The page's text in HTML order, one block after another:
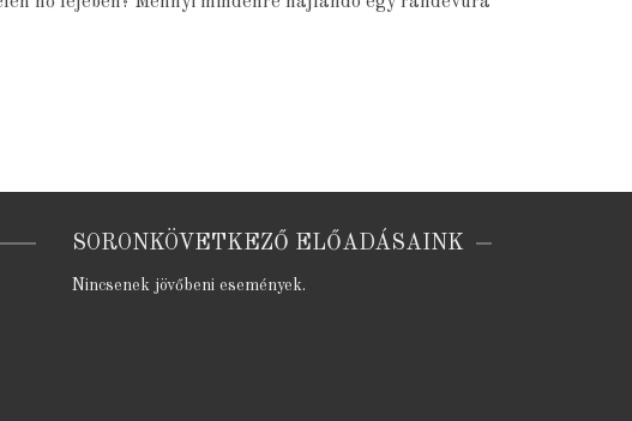
SORONKÖVETKEZŐ ELŐADÁSAINK
Nincsenek jövőbeni események.